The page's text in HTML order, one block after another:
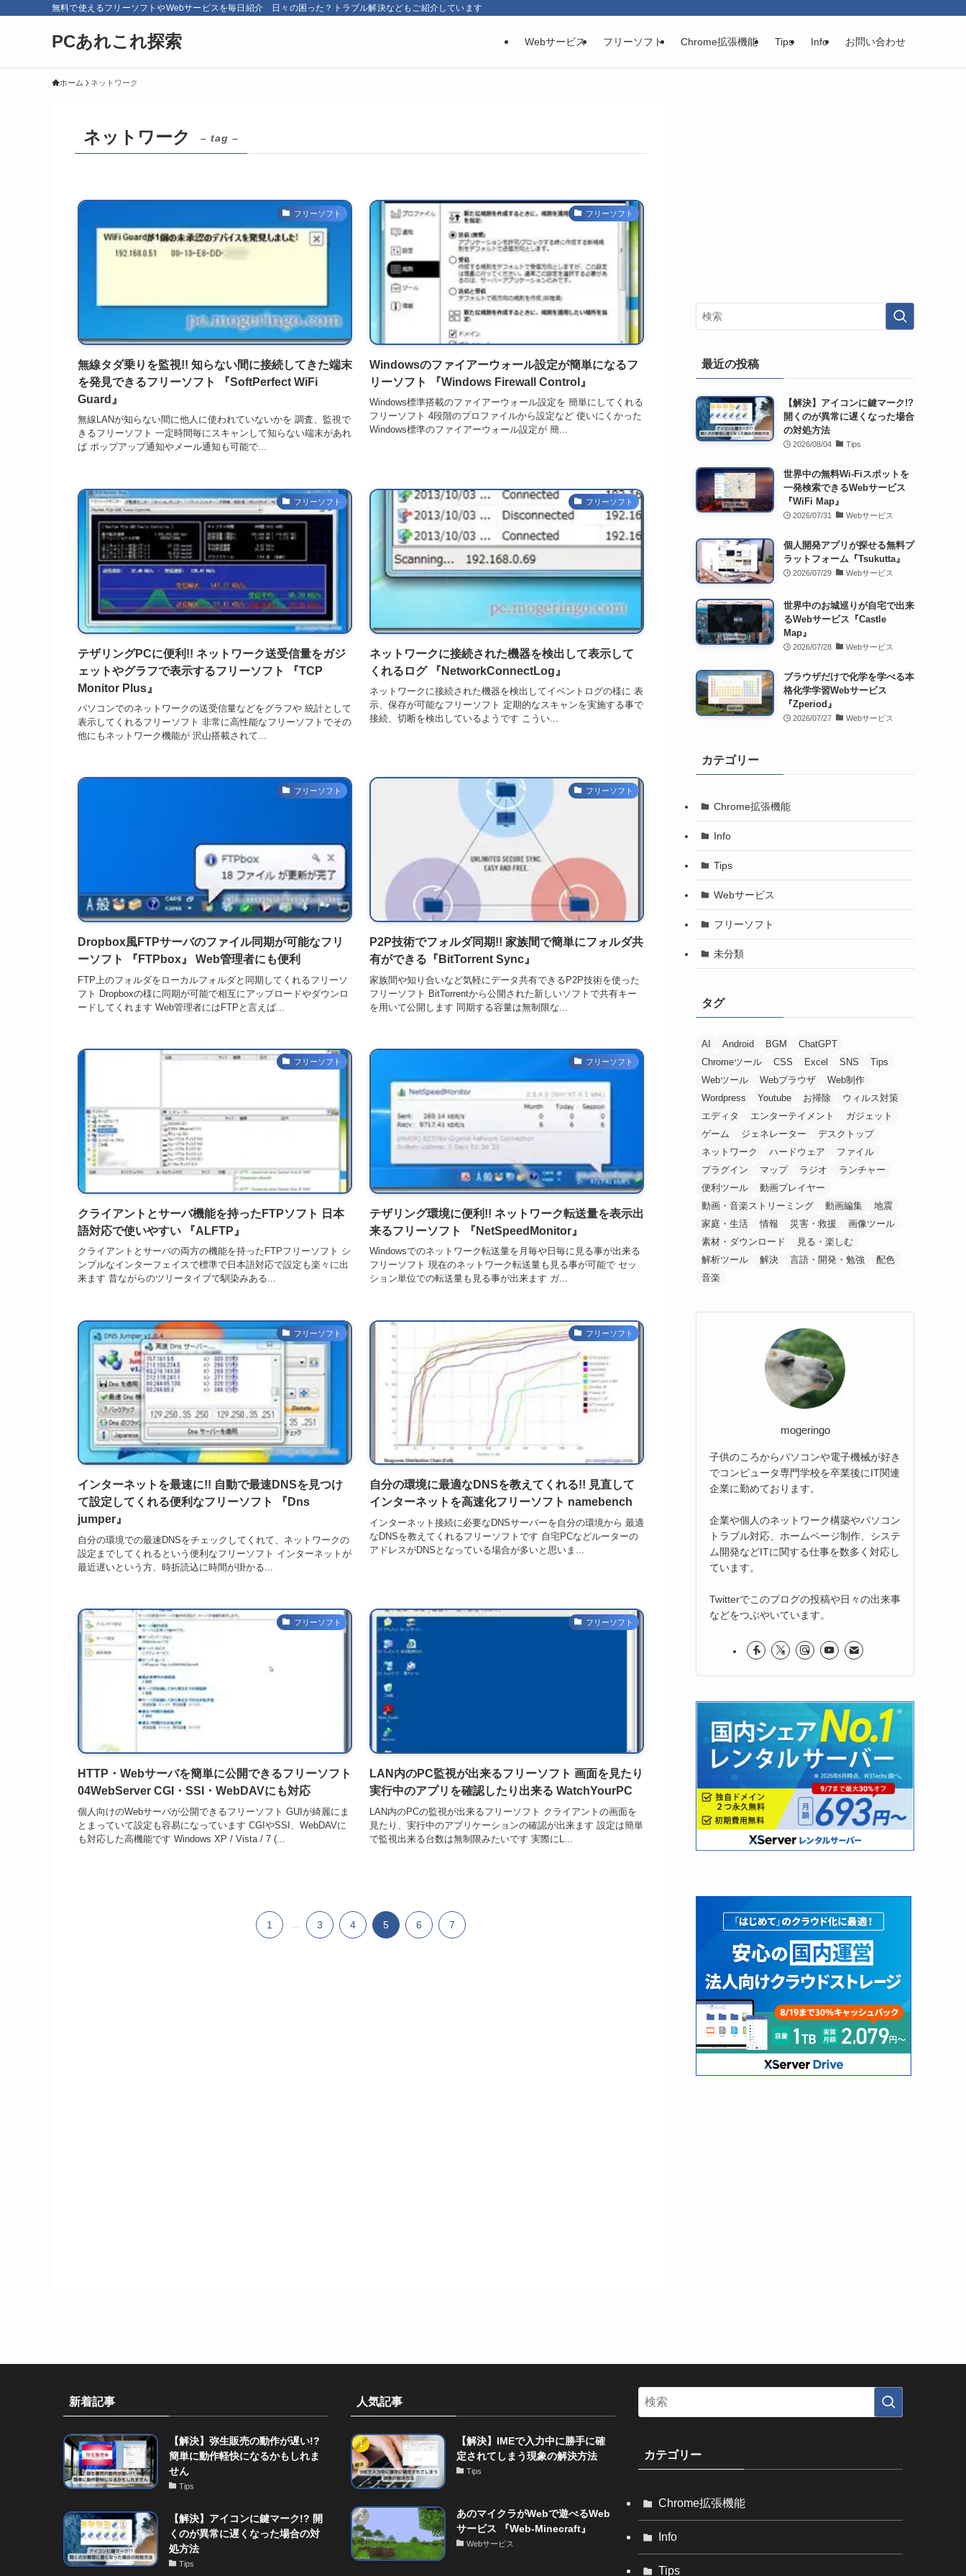
無料で使えるフリーソフトやWebサービスを毎日紹介 日々の困った？トラブル解決などもご紹介しています
PCあれこれ探索 Webサービス フリーソフト Chrome拡張機能 Tips Info お問い合わせ
ホーム ネットワーク
ネットワーク – tag –
フリーソフト
無線タダ乗りを監視!! 知らない間に接続してきた端末
を発見できるフリーソフト 『SoftPerfect WiFi
Guard』
無線LANが知らない間に他人に使われていないかを 調査、監視で
きるフリーソフト 一定時間毎にスキャンして知らない端末があれ
ば ポップアップ通知やメール通知も可能で...
フリーソフト
Windowsのファイアーウォール設定が簡単になるフ
リーソフト 『Windows Firewall Control』
Windows標準搭載のファイアーウォール設定を 簡単にしてくれる
フリーソフト 4段階のプロファイルから設定など 使いにくかった
Windows標準のファイアーウォール設定が 簡...
フリーソフト
テザリングPCに便利!! ネットワーク送受信量をガジ
ェットやグラフで表示するフリーソフト 『TCP
Monitor Plus』
パソコンでのネットワークの送受信量などをグラフや 統計として
表示してくれるフリーソフト 非常に高性能なフリーソフトでその
他にもネットワーク機能が 沢山搭載されて...
フリーソフト
ネットワークに接続された機器を検出して表示して
くれるログ 『NetworkConnectLog』
ネットワークに接続された機器を検出してイベントログの様に 表
示、保存が可能なフリーソフト 定期的なスキャンを実施する事で
接続、切断を検出しているようです こうい...
フリーソフト
Dropbox風FTPサーバのファイル同期が可能なフリ
ーソフト 『FTPbox』 Web管理者にも便利
FTP上のフォルダをローカルフォルダと同期してくれるフリーソ
フト Dropboxの様に同期が可能で相互にアップロードやダウンロ
ードしてくれます Web管理者にはFTPと言えば...
フリーソフト
P2P技術でフォルダ同期!! 家族間で簡単にフォルダ共
有ができる『BitTorrent Sync』
家族間や知り合いなど気軽にデータ共有できるP2P技術を使った
フリーソフト BitTorrentから公開された新しいソフトで共有キー
を用いて公開します 同期する容量は無制限な...
フリーソフト
クライアントとサーバ機能を持ったFTPソフト 日本
語対応で使いやすい 『ALFTP』
クライアントとサーバの両方の機能を持ったFTPフリーソフト シ
ンプルなインターフェイスで標準で日本語対応で設定も楽々に出
来ます 昔ながらのツリータイプで馴染みある...
フリーソフト
テザリング環境に便利!! ネットワーク転送量を表示出
来るフリーソフト 『NetSpeedMonitor』
Windowsでのネットワーク転送量を月毎や日毎に見る事が出来る
フリーソフト 現在のネットワーク転送量も見る事が可能で セッ
ション単位での転送量も見る事が出来ます ガ...
フリーソフト
インターネットを最速に!! 自動で最速DNSを見つけ
て設定してくれる便利なフリーソフト 『Dns
jumper』
自分の環境での最速DNSをチェックしてくれて、ネットワークの
設定までしてくれるという便利なフリーソフト インターネットが
最近遅いという方、時折読込に時間が掛かる...
フリーソフト
自分の環境に最適なDNSを教えてくれる!! 見直して
インターネットを高速化フリーソフト namebench
インターネット接続に必要なDNSサーバーを自分の環境から 最適
なDNSを教えてくれるフリーソフトです 自宅PCなどルーターの
アドレスがDNSとなっている場合が多いと思いま...
フリーソフト
HTTP・Webサーバを簡単に公開できるフリーソフト
04WebServer CGI・SSI・WebDAVにも対応
個人向けのWebサーバが公開できるフリーソフト GUIが綺麗にま
とまっていて設定も容易になっています CGIやSSI、WebDAVに
も対応した高機能です Windows XP / Vista / 7 (...
フリーソフト
LAN内のPC監視が出来るフリーソフト 画面を見たり
実行中のアプリを確認したり出来る WatchYourPC
LAN内のPCの監視が出来るフリーソフト クライアントの画面を
見たり、実行中のアプリケーションの確認が出来ます 設定は簡単
で監視出来る台数は無制限みたいです 実際にL...
1 3 4 5 6 7
最近の投稿
【解決】アイコンに鍵マーク!?
開くのが異常に遅くなった場合
の対処方法
2026/08/04 Tips
世界中の無料Wi-Fiスポットを
一発検索できるWebサービス
『WiFi Map』
2026/07/31 Webサービス
個人開発アプリが探せる無料プ
ラットフォーム『Tsukutta』
2026/07/29 Webサービス
世界中のお城巡りが自宅で出来
るWebサービス『Castle
Map』
2026/07/28 Webサービス
ブラウザだけで化学を学べる本
格化学学習Webサービス
『Zperiod』
2026/07/27 Webサービス
カテゴリー
Chrome拡張機能
Info
Tips
Webサービス
フリーソフト
未分類
タグ
AI Android BGM
ChatGPT
Chromeツール
CSS Excel SNS
Tips
Webツール
Webブラウザ
Web制作
Wordpress
Youtube お掃除
ウィルス対策
エディタ
エンターテイメント
ガジェット
ゲーム
ジェネレーター
デスクトップ
ネットワーク
ハードウェア
ファイル
プラグイン
マップ ラジオ
ランチャー
便利ツール
動画プレイヤー
動画・音楽ストリーミング
動画編集
地震
家庭・生活
情報 災害・救援
画像ツール
素材・ダウンロード
見る・楽しむ
解析ツール
解決 言語・開発・勉強
配色
音楽
mogeringo
子供のころからパソコンや電子機械が好き
でコンピュータ専門学校を卒業後にIT関連
企業に勤めております。
企業や個人のネットワーク構築やパソコン
トラブル対応、ホームページ制作、システ
ム開発などITに関する仕事を数多く対応し
ています。
Twitterでこのブログの投稿や日々の出来事
などをつぶやいています。
新着記事
【解決】弥生販売の動作が遅い!?
簡単に動作軽快になるかもしれま
せん
Tips
【解決】アイコンに鍵マーク!? 開
くのが異常に遅くなった場合の対
処方法
Tips
人気記事
【解決】IMEで入力中に勝手に確
定されてしまう現象の解決方法
Tips
あのマイクラがWebで遊べるWeb
サービス 『Web-Minecraft』
Webサービス
カテゴリー
Chrome拡張機能
Info
Tips